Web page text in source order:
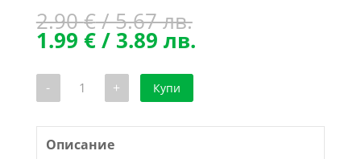
2.90€/ 5.67 лв.Original
price
was:
2.90 €
/
1.99 €/ 3.89 лв.Текущата
цена
3.89 лв..
- количество
за
мухи
+ Купи
Описание